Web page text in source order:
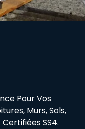
Pour Vos
Murs, Sols,
SS4.